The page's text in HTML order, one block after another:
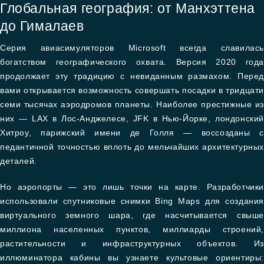
Глобальная география: от Манхэттена
до Гималаев
Серия авиасимуляторов Microsoft всегда славилась
богатством географического охвата. Версия 2020 года
продолжает эту традицию с невиданным размахом. Перед
вами открывается возможность совершать посадки в тридцати
семи тысячах аэродромов планеты. Наиболее престижные из
них — LAX в Лос-Анджелесе, JFK в Нью-Йорке, лондонский
Хитроу, парижский имени де Голля — воссозданы с
педантичной точностью вплоть до мельчайших архитектурных
деталей.
Но аэропорты — это лишь точки на карте. Разработчики
использовали спутниковые снимки Bing Maps для создания
виртуального земного шара, где насчитывается свыше
миллиона населенных пунктов, миллиарды строений,
растительности и инфраструктурных объектов. Из
иллюминатора кабины вы узнаете культовые ориентиры: